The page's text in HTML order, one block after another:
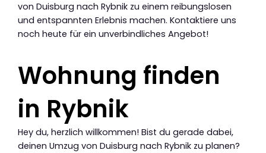
von Duisburg nach Rybnik zu einem reibungslosen
und entspannten Erlebnis machen. Kontaktiere uns
noch heute für ein unverbindliches Angebot!
Wohnung finden
in Rybnik
Hey du, herzlich willkommen! Bist du gerade dabei,
deinen Umzug von Duisburg nach Rybnik zu planen?